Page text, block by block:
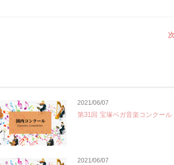
2021/06/07
第31回 宝塚ベガ音楽コンクール
2021/06/07